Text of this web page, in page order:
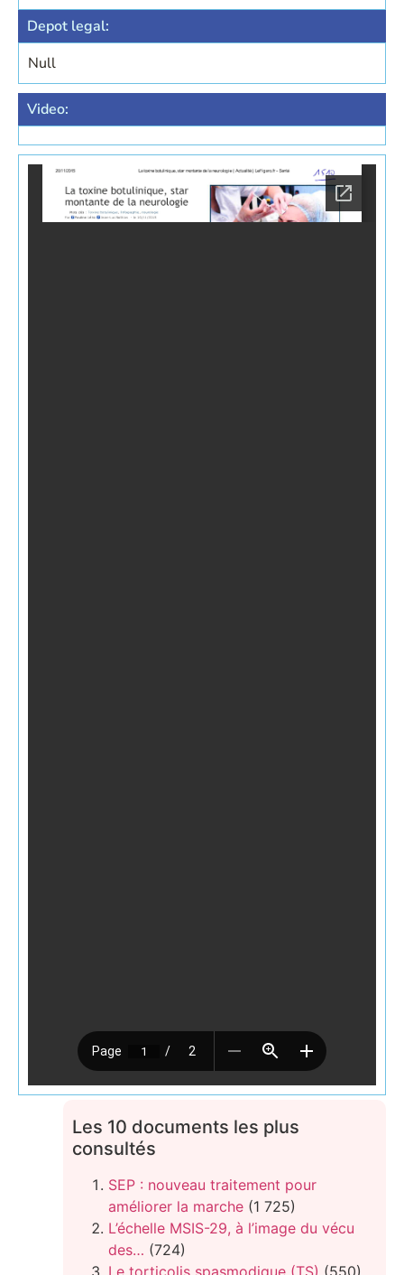
Depot legal:
Null
Video:
Les 10 documents les plus
consultés
SEP : nouveau traitement pour
améliorer la marche (1 725)
L’échelle MSIS-29, à l’image du vécu
des… (724)
Le torticolis spasmodique (TS) (550)